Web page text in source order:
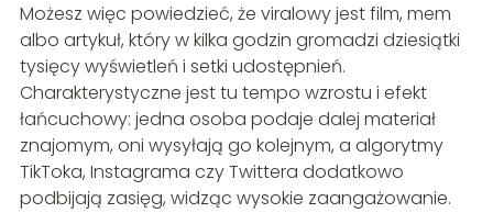
Możesz więc powiedzieć, że viralowy jest film, mem
albo artykuł, który w kilka godzin gromadzi dziesiątki
tysięcy wyświetleń i setki udostępnień.
Charakterystyczne jest tu tempo wzrostu i efekt
łańcuchowy: jedna osoba podaje dalej materiał
znajomym, oni wysyłają go kolejnym, a algorytmy
TikToka, Instagrama czy Twittera dodatkowo
podbijają zasięg, widząc wysokie zaangażowanie.